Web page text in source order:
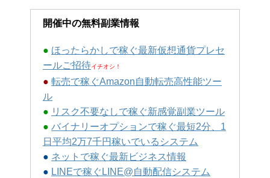
開催中の無料副業情報
● ほったらかしで稼ぐ最新仮想通貨プレセ
ールご招待イチオシ！
● 転売で稼ぐAmazon自動転売高性能ツー
ル
● リスク不要なしで稼ぐ新感覚副業ツール
● バイナリーオプションで稼ぐ最短2分、1
日平均2万7千円稼いでいるシステム
● ネットで稼ぐ最新ビジネス情報
● LINEで稼ぐLINE@自動配信システム